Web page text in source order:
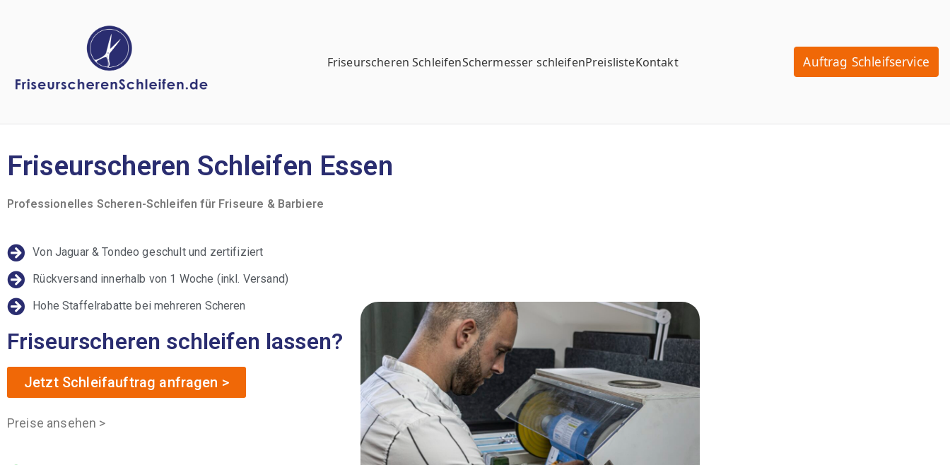
Friseurscheren SchleifenSchermesser schleifenPreislisteKontakt Auftrag Schleifservice
Friseurscheren Schleifen Essen
Professionelles Scheren-Schleifen für Friseure & Barbiere
Von Jaguar & Tondeo geschult und zertifiziert
Rückversand innerhalb von 1 Woche (inkl. Versand)
Hohe Staffelrabatte bei mehreren Scheren
Friseurscheren schleifen lassen?
Jetzt Schleifauftrag anfragen >
Preise ansehen >